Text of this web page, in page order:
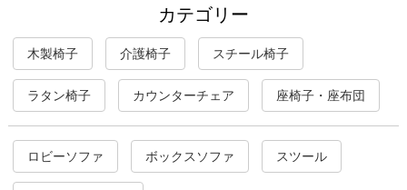
カテゴリー
木製椅子 介護椅子 スチール椅子
ラタン椅子 カウンターチェア 座椅子・座布団
ロビーソファ ボックスソファ スツール